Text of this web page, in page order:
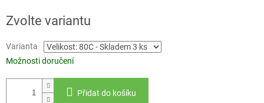
cena:
Zvolte variantu
Varianta
Možnosti doručení
Přidat do košíku